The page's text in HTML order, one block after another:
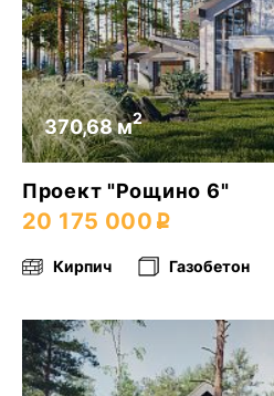
370,68 м2
Проект "Рощино 6"
20 175 000
Кирпич Газобетон